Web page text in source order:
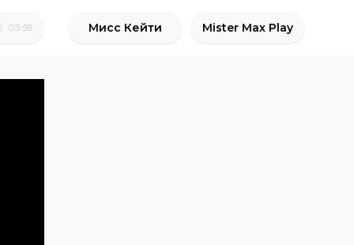
03:59 Мисс Кейти Mister Max Play